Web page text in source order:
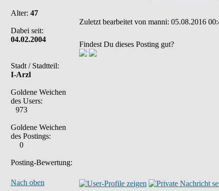
Alter: 47
Dabei seit:
04.02.2004
Stadt / Stadtteil:
I-Arzl
Goldene Weichen
des Users:
973
Goldene Weichen
des Postings:
0
Posting-Bewertung:
Zuletzt bearbeitet von manni: 05.08.2016
Findest Du dieses Posting gut?
Nach oben